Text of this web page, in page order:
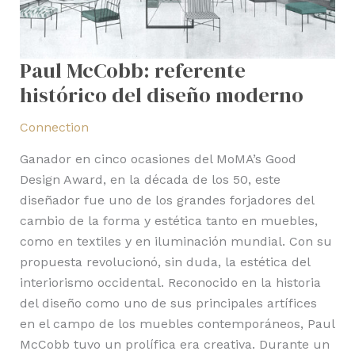
Paul McCobb: referente
histórico del diseño moderno
Connection
Ganador en cinco ocasiones del MoMA’s Good
Design Award, en la década de los 50, este
diseñador fue uno de los grandes forjadores del
cambio de la forma y estética tanto en muebles,
como en textiles y en iluminación mundial. Con su
propuesta revolucionó, sin duda, la estética del
interiorismo occidental. Reconocido en la historia
del diseño como uno de sus principales artífices
en el campo de los muebles contemporáneos, Paul
McCobb tuvo un prolífica era creativa. Durante un